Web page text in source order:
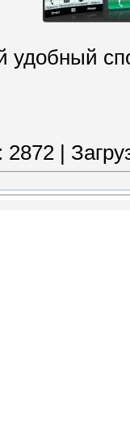
удобный
2872